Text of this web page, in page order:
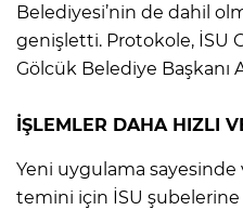
Belediyesi’nin de dahil
genişletti. Protokole, İSU
Gölcük Belediye Başkanı
İŞLEMLER DAHA HIZLI
Yeni uygulama sayesinde
temini için İSU